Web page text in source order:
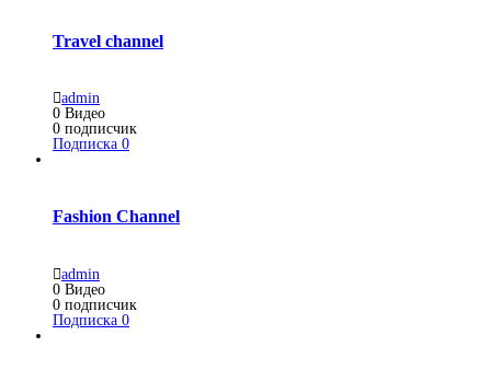
Travel channel
admin
0 Видео
0 подписчик
Подписка 0
Fashion Channel
admin
0 Видео
0 подписчик
Подписка 0